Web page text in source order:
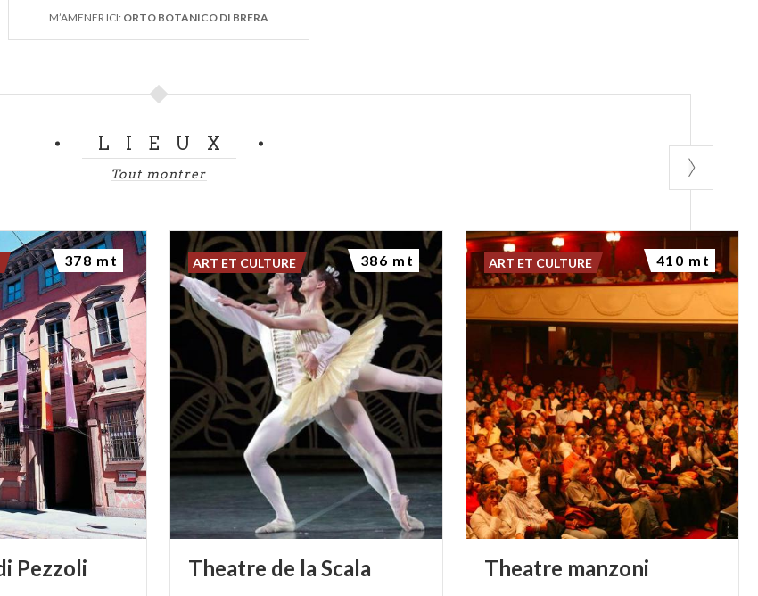
M’AMENER ICI: ORTO BOTANICO DI BRERA
LIEUX
Tout montrer
Pezzoli
378 mt
Theatre de la Scala
ART ET CULTURE 386 mt
Theatre manzoni
ART ET CULTURE 410 mt